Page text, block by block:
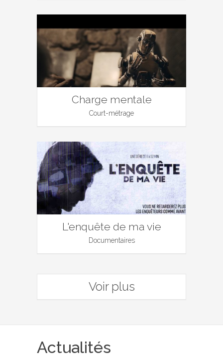
Charge mentale
Court-métrage
L'enquête de ma vie
Documentaires
Voir plus
Actualités